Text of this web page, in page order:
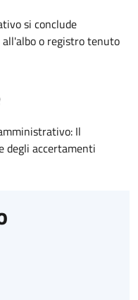
si conclude
o registro tenuto
Il
degli accertamenti